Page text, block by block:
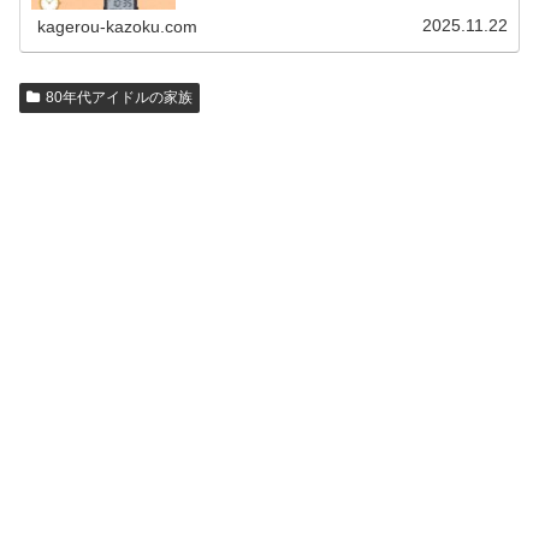
kagerou-kazoku.com 2025.11.22
80年代アイドルの家族